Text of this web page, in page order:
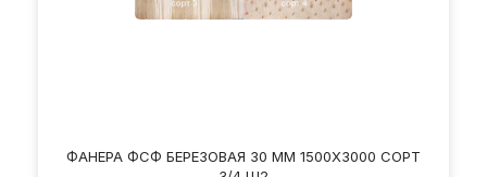
ФАНЕРА ФСФ БЕРЕЗОВАЯ 30 ММ 1500Х3000 СОРТ